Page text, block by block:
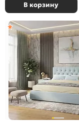
В корзину